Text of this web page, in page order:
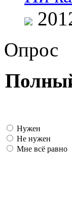
Опрос
Нужен
Не нужен
Мне всё равно